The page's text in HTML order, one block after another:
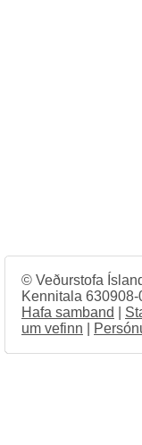
© Veðurstofa
Kennitala 630908-
Hafa samband
um vefinn